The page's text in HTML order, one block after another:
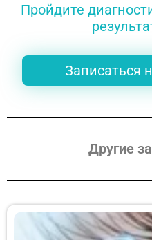
Пройдите
Записаться
Другие